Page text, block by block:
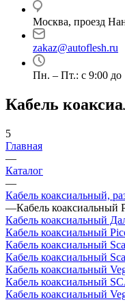
Москва, проезд
zakaz@autoflesh.ru
Пн. – Пт.: с 9:00
Кабель
5
Главная
—
Каталог
—
Кабель коаксиальный,
—Кабель коаксиальный
Кабель коаксиальный
Кабель коаксиальный
Кабель коаксиальный
Кабель коаксиальный
Кабель коаксиальный
Кабель коаксиальный
Кабель коаксиальный